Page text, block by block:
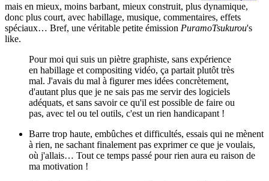
mais en mieux, moins barbant, mieux construit, plus dynamique,
donc plus court, avec habillage, musique, commentaires, effets
spéciaux… Bref, une véritable petite émission PuramoTsukurou's
like.
Pour moi qui suis un piètre graphiste, sans expérience
en habillage et compositing vidéo, ça partait plutôt très
mal. J'avais du mal à figurer mes idées concrètement,
d'autant plus que je ne sais pas me servir des logiciels
adéquats, et sans savoir ce qu'il est possible de faire ou
pas, avec tel ou tel outils, c'est un rien handicapant !
Barre trop haute, embûches et difficultés, essais qui ne mènent
à rien, ne sachant finalement pas exprimer ce que je voulais,
où j'allais… Tout ce temps passé pour rien aura eu raison de
ma motivation !